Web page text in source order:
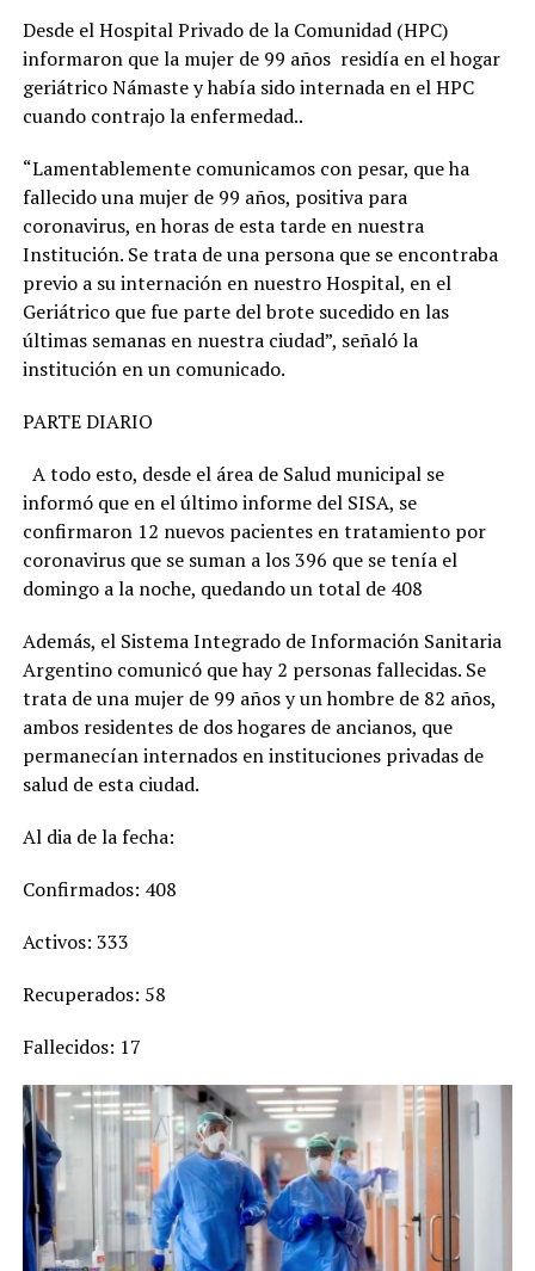
Desde el Hospital Privado de la Comunidad (HPC)
informaron que la mujer de 99 años residía en el hogar
geriátrico Námaste y había sido internada en el HPC
cuando contrajo la enfermedad..
“Lamentablemente comunicamos con pesar, que ha
fallecido una mujer de 99 años, positiva para
coronavirus, en horas de esta tarde en nuestra
Institución. Se trata de una persona que se encontraba
previo a su internación en nuestro Hospital, en el
Geriátrico que fue parte del brote sucedido en las
últimas semanas en nuestra ciudad”, señaló la
institución en un comunicado.
PARTE DIARIO
A todo esto, desde el área de Salud municipal se
informó que en el último informe del SISA, se
confirmaron 12 nuevos pacientes en tratamiento por
coronavirus que se suman a los 396 que se tenía el
domingo a la noche, quedando un total de 408
Además, el Sistema Integrado de Información Sanitaria
Argentino comunicó que hay 2 personas fallecidas. Se
trata de una mujer de 99 años y un hombre de 82 años,
ambos residentes de dos hogares de ancianos, que
permanecían internados en instituciones privadas de
salud de esta ciudad.
Al dia de la fecha:
Confirmados: 408
Activos: 333
Recuperados: 58
Fallecidos: 17